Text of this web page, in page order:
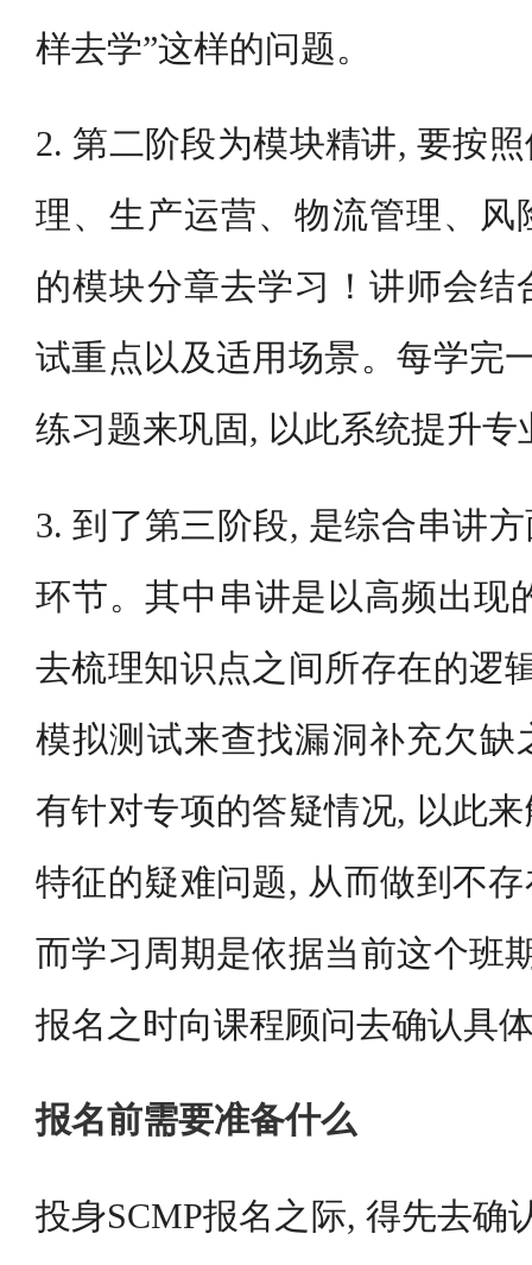
样去学”这样的问题。
2. 第二阶段为模块精讲, 要按
理、生产运营、物流管理、风
的模块分章去学习！讲师会
试重点以及适用场景。每学完
练习题来巩固, 以此系统提升专
3. 到了第三阶段, 是综合串讲
环节。其中串讲是以高频出现
去梳理知识点之间所存在的逻
模拟测试来查找漏洞补充欠缺
有针对专项的答疑情况, 以此
特征的疑难问题, 从而做到不
而学习周期是依据当前这个班
报名之时向课程顾问去确认具
报名前需要准备什么
投身SCMP报名之际, 得先去确